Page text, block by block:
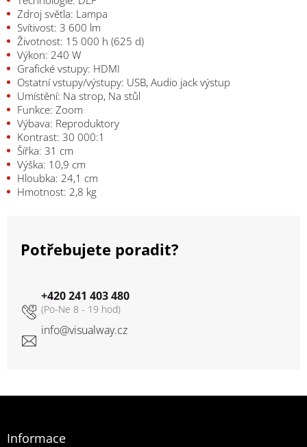
Zdroj světla: Lampa
Svítivost: 3 600 lm
Životnost: 15 000 h (625 d)
Výkon: 240 W
Grafické vstupy: HDMI
Ostatní vstupy/výstupy: USB, Audio jack výstup
Umístění: Na strop, Na stůl
Funkce: Zoom
Výbava: Reproduktory
Kontrast: 30 000:1
Šířka: 31 cm
Výška: 10,9 cm
Hloubka: 24,1 cm
Hmotnost: 2,8 kg
Potřebujete poradit?
info@visualway.cz
+420 241 403 480
Zápatí
Informace